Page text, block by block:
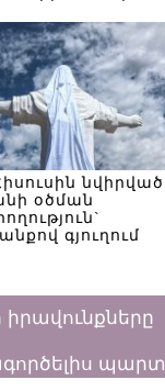
նվիրված
օծման
գյուղում
իրավունքները